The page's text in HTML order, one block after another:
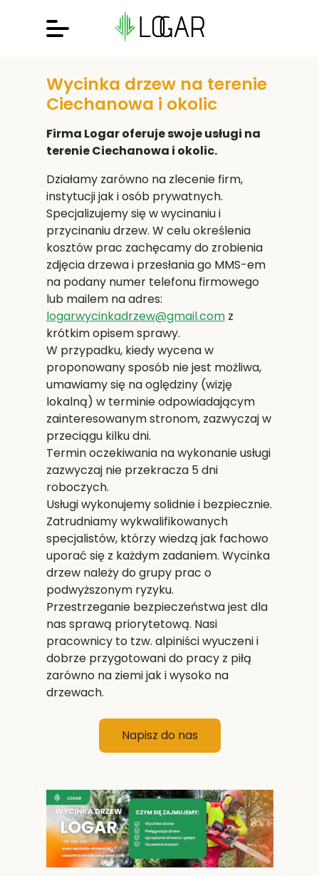
Wycinka drzew na terenie
Ciechanowa i okolic
Firma Logar oferuje swoje usługi na
terenie Ciechanowa i okolic.
Działamy zarówno na zlecenie firm,
instytucji jak i osób prywatnych.
Specjalizujemy się w wycinaniu i
przycinaniu drzew. W celu określenia
kosztów prac zachęcamy do zrobienia
zdjęcia drzewa i przesłania go MMS-em
na podany numer telefonu firmowego
lub mailem na adres:
logarwycinkadrzew@gmail.comz
krótkim opisem sprawy.
W przypadku, kiedy wycena w
proponowany sposób nie jest możliwa,
umawiamy się na oględziny (wizję
lokalną) w terminie odpowiadającym
zainteresowanym stronom, zazwyczaj w
przeciągu kilku dni.
Termin oczekiwania na wykonanie usługi
zazwyczaj nie przekracza 5 dni
roboczych.
Usługi wykonujemy solidnie i bezpiecznie.
Zatrudniamy wykwalifikowanych
specjalistów, którzy wiedzą jak fachowo
uporać się z każdym zadaniem. Wycinka
drzew należy do grupy prac o
podwyższonym ryzyku.
Przestrzeganie bezpieczeństwa jest dla
nas sprawą priorytetową. Nasi
pracownicy to tzw. alpiniści wyuczeni i
dobrze przygotowani do pracy z piłą
zarówno na ziemi jak i wysoko na
drzewach.
Napisz do nas